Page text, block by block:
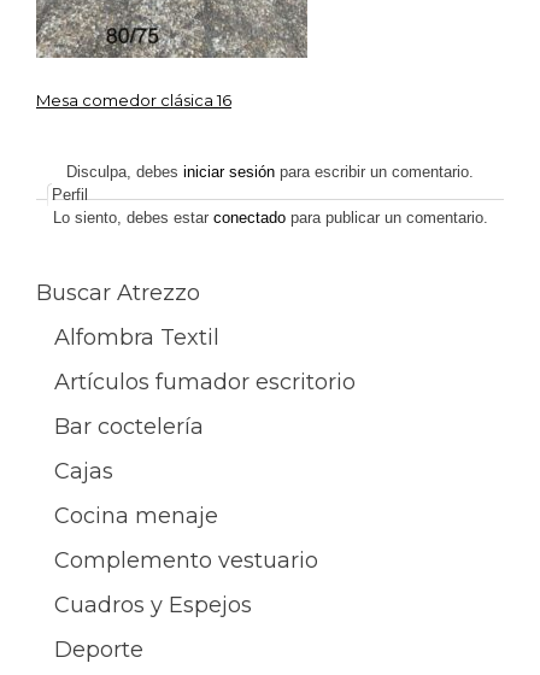
Navegación
de
entradas
Mesa comedor clásica 16
Disculpa, debes iniciar sesión para escribir un comentario.
Perfil
Lo siento, debes estar conectadopara publicar un comentario.
Buscar Atrezzo
Alfombra Textil
Artículos fumador escritorio
Bar coctelería
Cajas
Cocina menaje
Complemento vestuario
Cuadros y Espejos
Deporte